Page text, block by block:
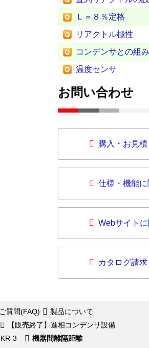
Ｌ＝８％定格
リアクトル極性
コンデンサとの組
温度センサ
お問い合わせ
購入・お見
仕様・機能
Webサイト
カタログ請求
質問(FAQ)
製品について
【販売終了】進相コンデンサ設備
KR-3 機器間離隔距離